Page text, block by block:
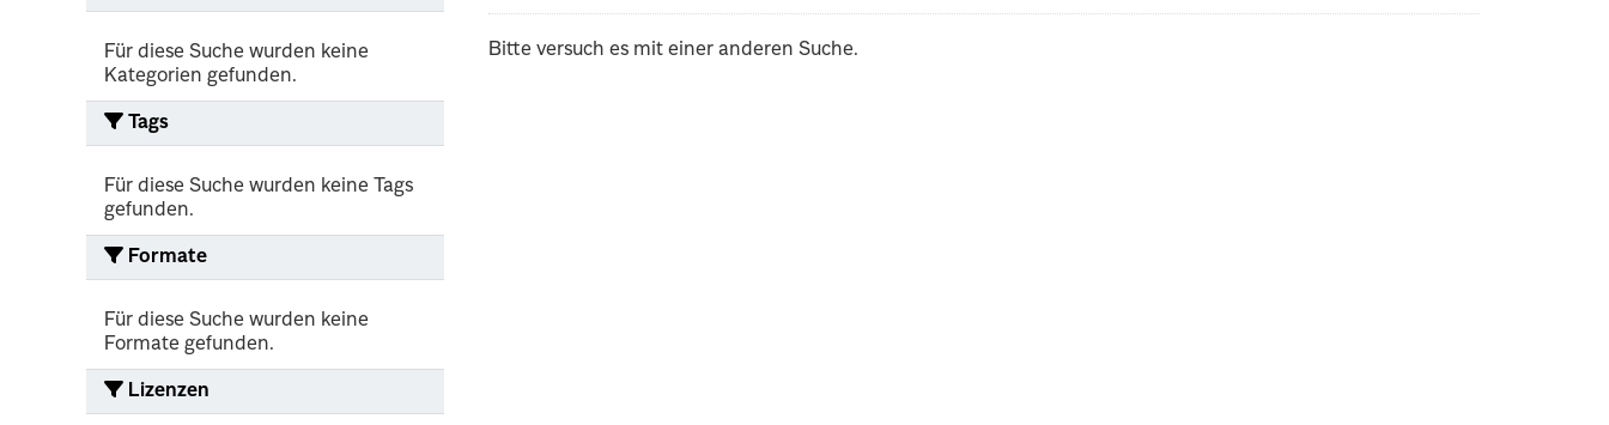
Für diese Suche wurden keine
Kategorien gefunden.
Tags
Für diese Suche wurden keine Tags
gefunden.
Formate
Für diese Suche wurden keine
Formate gefunden.
Lizenzen
Bitte versuch es mit einer anderen Suche.